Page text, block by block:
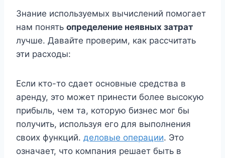
Знание используемых вычислений помогает
нам понять определение неявных затрат
лучше. Давайте проверим, как рассчитать
эти расходы:
Если кто-то сдает основные средства в
аренду, это может принести более высокую
прибыль, чем та, которую бизнес мог бы
получить, используя его для выполнения
своих функций. деловые операции. Это
означает, что компания решает быть в